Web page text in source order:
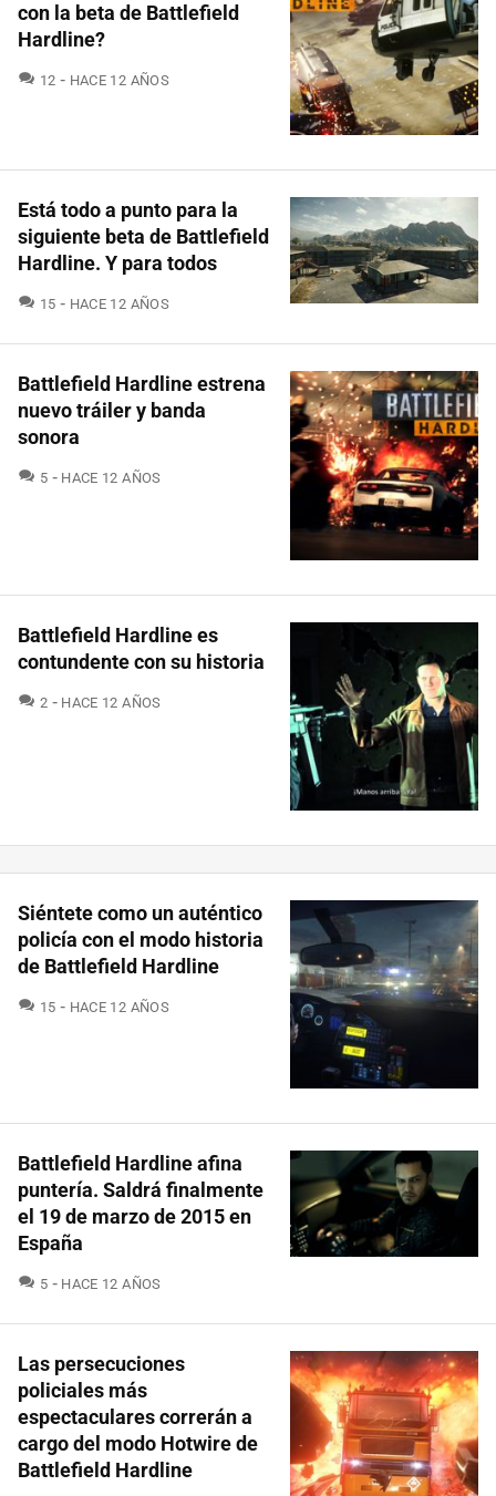
con la beta de Battlefield
Hardline?
12 COMENTARIOS
HACE 12 AÑOS
Está todo a punto para la
siguiente beta de Battlefield
Hardline. Y para todos
15 COMENTARIOS
HACE 12 AÑOS
Battlefield Hardline estrena
nuevo tráiler y banda
sonora
5 COMENTARIOS
HACE 12 AÑOS
Battlefield Hardline es
contundente con su historia
2 COMENTARIOS
HACE 12 AÑOS
Siéntete como un auténtico
policía con el modo historia
de Battlefield Hardline
15 COMENTARIOS
HACE 12 AÑOS
Battlefield Hardline afina
puntería. Saldrá finalmente
el 19 de marzo de 2015 en
España
5 COMENTARIOS
HACE 12 AÑOS
Las persecuciones
policiales más
espectaculares correrán a
cargo del modo Hotwire de
Battlefield Hardline